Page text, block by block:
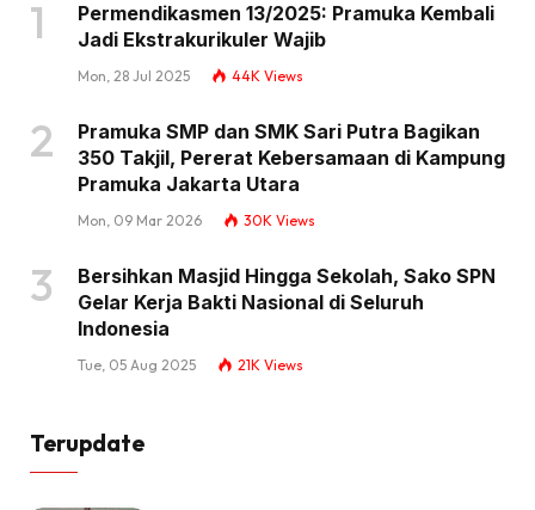
Permendikasmen 13/2025: Pramuka Kembali
Jadi Ekstrakurikuler Wajib
Mon, 28 Jul 2025 44K Views
Pramuka SMP dan SMK Sari Putra Bagikan
350 Takjil, Pererat Kebersamaan di Kampung
Pramuka Jakarta Utara
Mon, 09 Mar 2026 30K Views
Bersihkan Masjid Hingga Sekolah, Sako SPN
Gelar Kerja Bakti Nasional di Seluruh
Indonesia
Tue, 05 Aug 2025 21K Views
Terupdate